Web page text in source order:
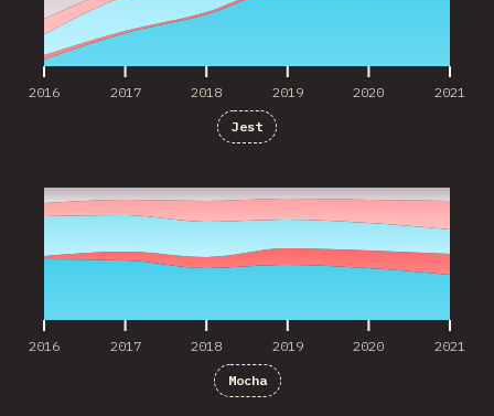
2016 2017 2018 2019 2020 2021
Jest
2016 2017 2018 2019 2020 2021
Mocha